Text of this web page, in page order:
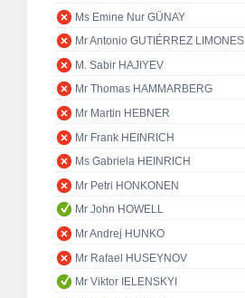
Ms Emine Nur GÜNAY
Mr Antonio GUTIÉRREZ LIMONES
M. Sabir HAJIYEV
Mr Thomas HAMMARBERG
Mr Martin HEBNER
Mr Frank HEINRICH
Ms Gabriela HEINRICH
Mr Petri HONKONEN
Mr John HOWELL
Mr Andrej HUNKO
Mr Rafael HUSEYNOV
Mr Viktor IELENSKYI